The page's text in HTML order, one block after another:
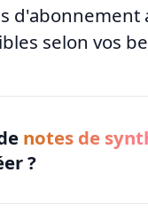
d'abonnement
selon vos
notes de
?